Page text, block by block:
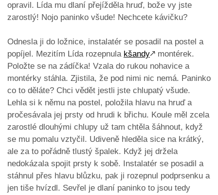
opravil. Lída mu dlaní přejížděla hruď, bože vy jste
zarostlý! Nojo paninko všude! Nechcete kávičku?
Odnesla ji do ložnice, instalatér se posadil na postel a
popíjel. Mezitím Lída rozepnula kšandy🡕 montérek.
Položte se na zádíčka! Vzala do rukou nohavice a
montérky stáhla. Zjistila, že pod nimi nic nemá. Paninko
co to děláte? Chci vědět jestli jste chlupatý všude.
Lehla si k němu na postel, položila hlavu na hruď a
pročesávala jej prsty od hrudi k břichu. Koule měl zcela
zarostlé dlouhými chlupy už tam chtěla šáhnout, když
se mu pomalu vztyčil. Udiveně hleděla sice na krátký,
ale za to pořádně tlustý špalek. Když jej držela
nedokázala spojit prsty k sobě. Instalatér se posadil a
stáhnul přes hlavu blůzku, pak ji rozepnul podprsenku a
jen tiše hvízdl. Sevřel je dlaní paninko to jsou tedy